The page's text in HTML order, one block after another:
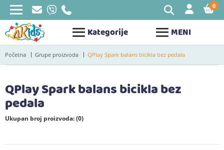
Kategorije MENI
0
Početna Grupe proizvoda QPlay Spark balans bicikla bez pedala
QPlay Spark balans bicikla bez
pedala
Ukupan broj proizvoda: (0)